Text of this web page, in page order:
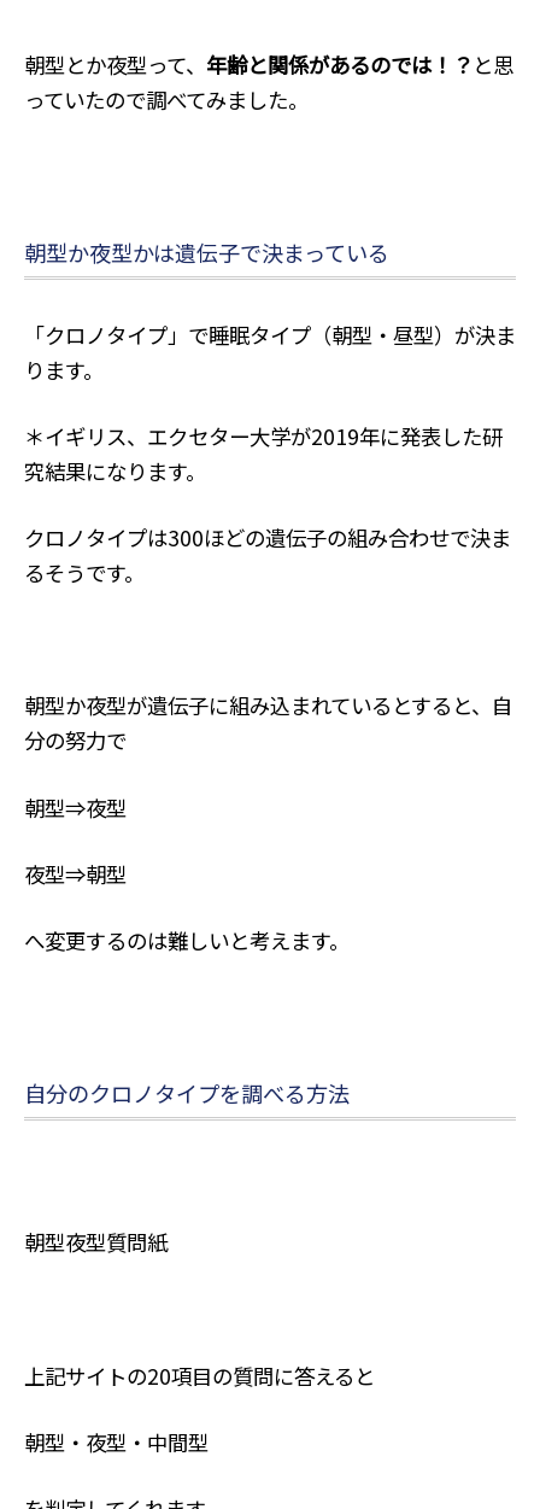
朝型とか夜型って、 年齢と関係があるのでは！？ と思
っていたので調べてみました。
朝型か夜型かは遺伝子で決まっている
「クロノタイプ」で睡眠タイプ（朝型・昼型）が決ま
ります。
＊イギリス、エクセター大学が2019年に発表した研
究結果になります。
クロノタイプは300ほどの遺伝子の組み合わせで決ま
るそうです。
朝型か夜型が遺伝子に組み込まれているとすると、自
分の努力で
朝型⇒夜型
夜型⇒朝型
へ変更するのは難しいと考えます。
自分のクロノタイプを調べる方法
朝型夜型質問紙
上記サイトの20項目の質問に答えると
朝型・夜型・中間型